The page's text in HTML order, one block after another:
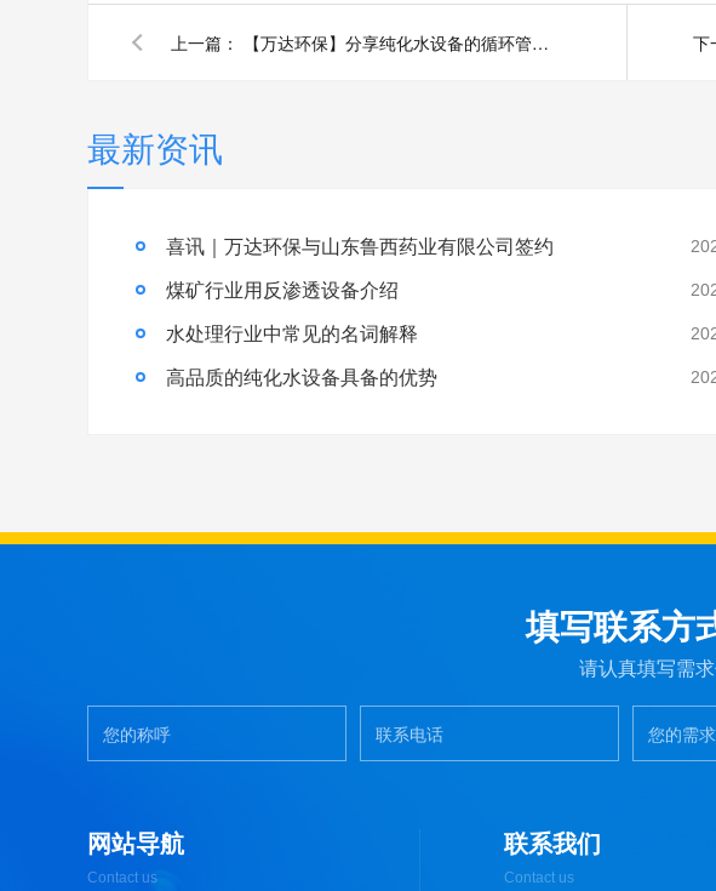
上一篇： 【万达环保】分享纯化水设备的循环管路设计标准与清洗消毒方法 下
最新资讯
喜讯｜万达环保与山东鲁西药业有限公司签约
煤矿行业用反渗透设备介绍
水处理行业中常见的名词解释
高品质的纯化水设备具备的优势
填写联系方
请认真填写需
网站导航
Contact us
联系我们
Contact us